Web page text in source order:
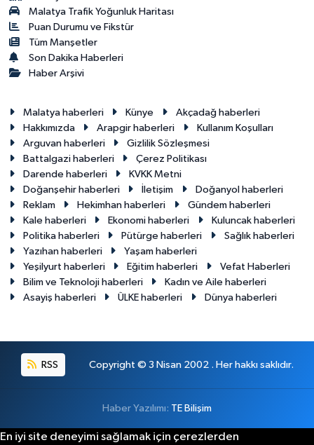
Malatya Trafik Yoğunluk Haritası
Puan Durumu ve Fikstür
Tüm Manşetler
Son Dakika Haberleri
Haber Arşivi
Malatya haberleri Künye
Akçadağ haberleri
Hakkımızda
Arapgir haberleri
Kullanım Koşulları
Arguvan haberleri
Gizlilik Sözleşmesi
Battalgazi haberleri
Çerez Politikası
Darende haberleri
KVKK Metni
Doğanşehir haberleri
İletişim
Doğanyol haberleri
Reklam
Hekimhan haberleri
Gündem haberleri
Kale haberleri
Ekonomi haberleri
Kuluncak haberleri
Politika haberleri
Pütürge haberleri
Sağlık haberleri
Yazıhan haberleri
Yaşam haberleri
Yeşilyurt haberleri
Eğitim haberleri
Vefat Haberleri
Bilim ve Teknoloji haberleri
Kadın ve Aile haberleri
Asayiş haberleri
ÜLKE haberleri Dünya haberleri
RSS Copyright © 3 Nisan 2002 . Her hakkı saklıdır.
Haber Yazılımı: TE Bilişim
En iyi site deneyimi sağlamak için çerezlerden